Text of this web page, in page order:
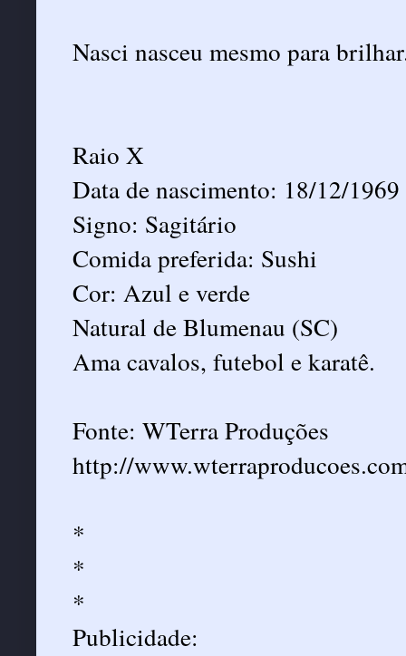
Nasci nasceu mesmo para
Raio X
Data de nascimento: 18/12/1969
Signo: Sagitário
Comida preferida: Sushi
Cor: Azul e verde
Natural de Blumenau (SC)
Ama cavalos, futebol e karatê.
Fonte: WTerra Produções
http://
*
*
*
Publicidade: